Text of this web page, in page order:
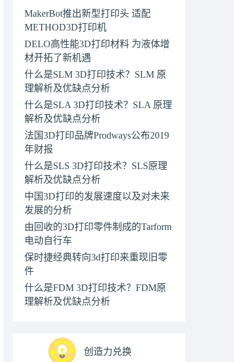
MakerBot推出新型打印头 适配
METHOD3D打印机
DELO高性能3D打印材料 为液体增
材开拓了新机遇
什么是SLM 3D打印技术？SLM 原
理解析及优缺点分析
什么是SLA 3D打印技术？SLA 原理
解析及优缺点分析
法国3D打印品牌Prodways公布2019
年财报
什么是SLS 3D打印技术？SLS原理
解析及优缺点分析
中国3D打印的发展速度以及对未来
发展的分析
由回收的3D打印零件制成的Tarform
电动自行车
保时捷经典转向3d打印来重现旧零
件
什么是FDM 3D打印技术？FDM原
理解析及优缺点分析
创造力兑换